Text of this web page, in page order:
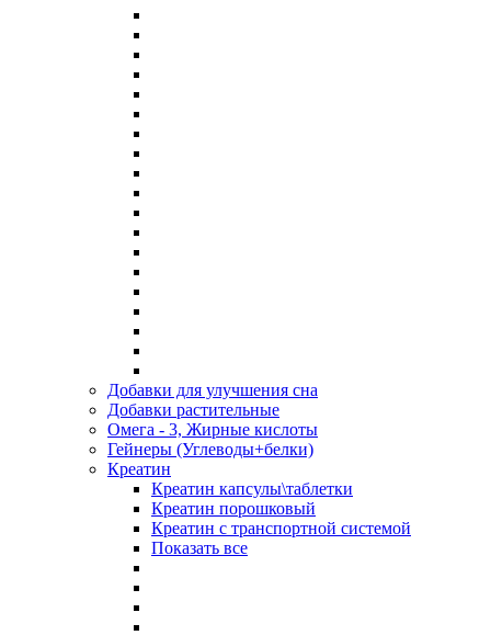
Добавки для улучшения сна
Добавки растительные
Омега - 3, Жирные кислоты
Гейнеры (Углеводы+белки)
Креатин
Креатин капсулы\таблетки
Креатин порошковый
Креатин с транспортной системой
Показать все